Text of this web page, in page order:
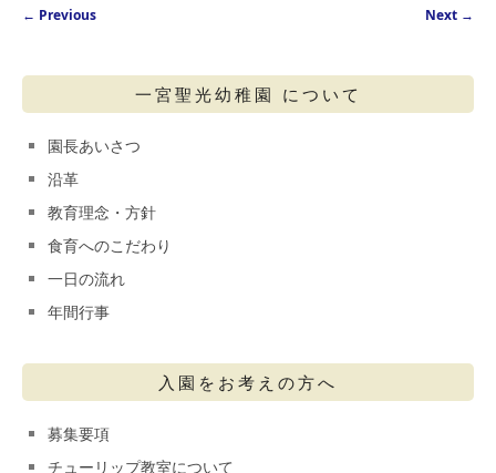
Post navigation
← Previous Next →
一宮聖光幼稚園 について
園長あいさつ
沿革
教育理念・方針
食育へのこだわり
一日の流れ
年間行事
入園をお考えの方へ
募集要項
チューリップ教室について